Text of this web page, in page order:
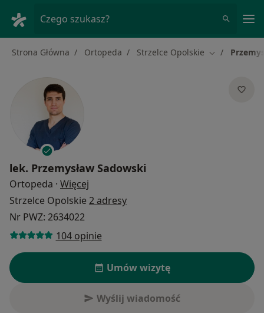
Czego szukasz?
Strona Główna Ortopeda Strzelce Opolskie Zmień miasto
lek. Przemysław Sadowski
Ortopeda · Więcej
Strzelce Opolskie 2 adresy
Nr PWZ: 2634022
104 opinie
Umów wizytę
Wyślij wiadomość